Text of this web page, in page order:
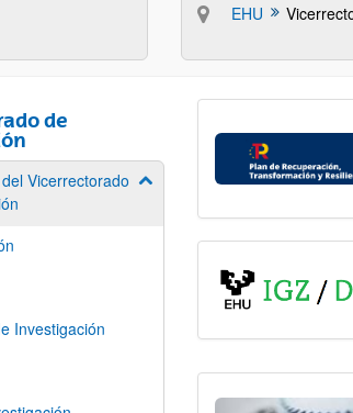
EHU
de
Vicerrectorado
Mostrar/ocultar subpáginas
Investigación